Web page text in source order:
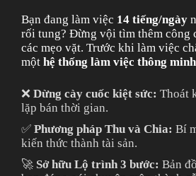
Bạn đang làm việc 14 tiếng/ngày
rối tung? Đừng vội tìm thêm công
các mẹo vặt. Trước khi làm việc
một hệ thống làm việc thông
❌ Dừng cày cuốc kiệt sức: Thoát
lặp bán thời gian.
✅ Phương pháp Thu và Chia: Bí
kiến thức thành tài sản.
🚀 Sở hữu Lộ trình 3 bước: Bản